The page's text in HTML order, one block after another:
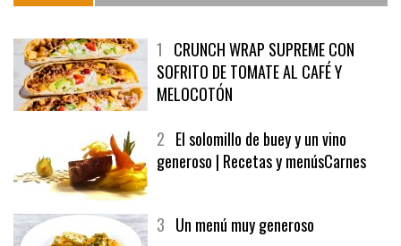
1 CRUNCH WRAP SUPREME CON
SOFRITO DE TOMATE AL CAFÉ Y
MELOCOTÓN
2 El solomillo de buey y un vino
generoso | Recetas y menúsCarnes
3 Un menú muy generoso